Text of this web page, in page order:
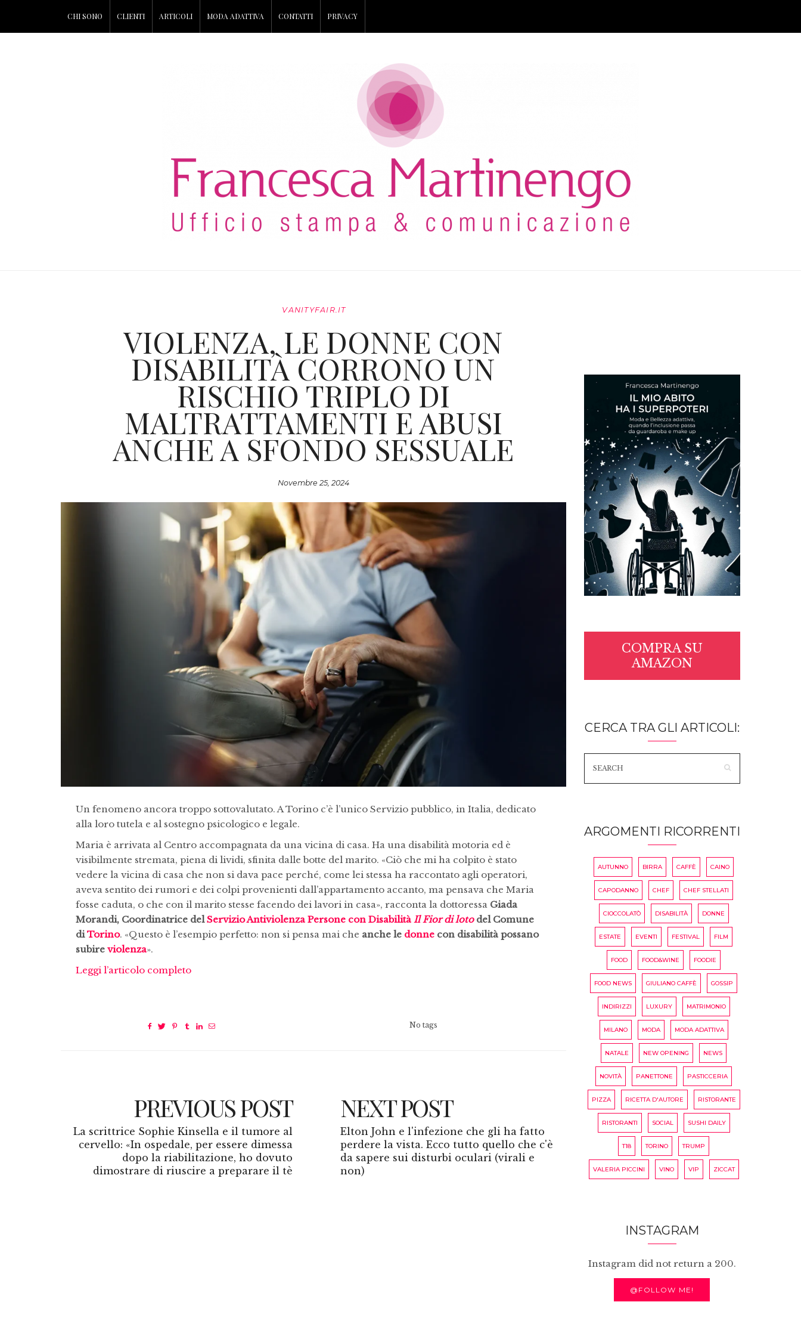
CHI SONO CLIENTI ARTICOLI MODA ADATTIVA CONTATTI PRIVACY
VANITYFAIR.IT
VIOLENZA, LE DONNE CON
DISABILITÀ CORRONO UN
RISCHIO TRIPLO DI
MALTRATTAMENTI E ABUSI
ANCHE A SFONDO SESSUALE
Novembre 25, 2024
Un fenomeno ancora troppo sottovalutato. A Torino c’è l’unico Servizio pubblico, in Italia, dedicato
alla loro tutela e al sostegno psicologico e legale.
Maria è arrivata al Centro accompagnata da una vicina di casa. Ha una disabilità motoria ed è
visibilmente stremata, piena di lividi, sfinita dalle botte del marito. «Ciò che mi ha colpito è stato
vedere la vicina di casa che non si dava pace perché, come lei stessa ha raccontato agli operatori,
aveva sentito dei rumori e dei colpi provenienti dall’appartamento accanto, ma pensava che Maria
fosse caduta, o che con il marito stesse facendo dei lavori in casa», racconta la dottoressa Giada
Morandi, Coordinatrice delServizio Antiviolenza Persone con Disabilità Il Fior di lotodel Comune
diTorino. «Questo è l’esempio perfetto: non si pensa mai che anche le donne con disabilità possano
subire violenza».
Leggi l’articolo completo
No tags
PREVIOUS POST
La scrittrice Sophie Kinsella e il tumore al
cervello: «In ospedale, per essere dimessa
dopo la riabilitazione, ho dovuto
dimostrare di riuscire a preparare il tè
NEXT POST
Elton John e l'infezione che gli ha fatto
perdere la vista. Ecco tutto quello che c'è
da sapere sui disturbi oculari (virali e
non)
COMPRA SU
AMAZON
CERCA TRA GLI ARTICOLI:
ARGOMENTI RICORRENTI
AUTUNNO BIRRA CAFFÈ CAINO
CAPODANNO CHEF CHEF STELLATI
CIOCCOLATÒ DISABILITÀ DONNE
ESTATE EVENTI FESTIVAL FILM
FOOD FOOD&WINE FOODIE
FOOD NEWS GIULIANO CAFFÈ GOSSIP
INDIRIZZI LUXURY MATRIMONIO
MILANO MODA MODA ADATTIVA
NATALE NEW OPENING NEWS
NOVITÀ PANETTONE PASTICCERIA
PIZZA RICETTA D'AUTORE RISTORANTE
RISTORANTI SOCIAL SUSHI DAILY
T18 TORINO TRUMP
VALERIA PICCINI VINO VIP ZICCAT
INSTAGRAM
Instagram did not return a 200.
@FOLLOW ME!